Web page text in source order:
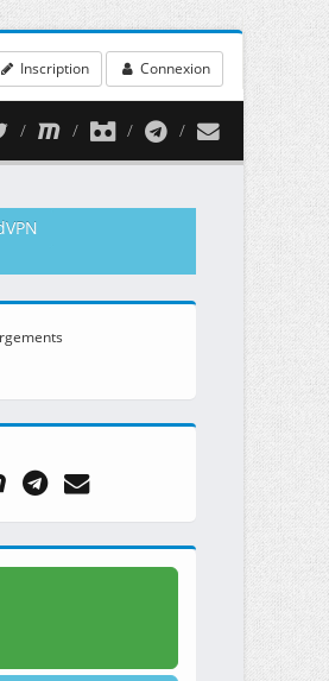
Inscription Connexion